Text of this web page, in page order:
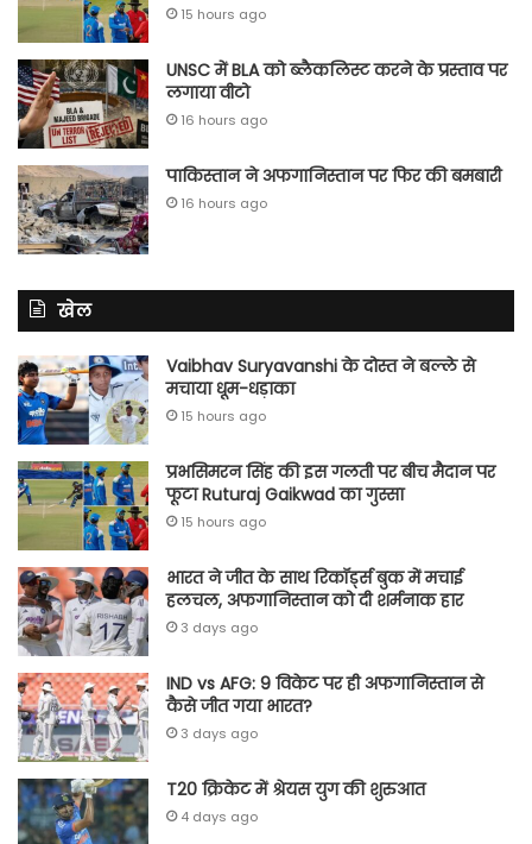
15 hours ago
UNSC में BLA को ब्लैकलिस्ट करने के प्रस्ताव पर
लगाया वीटो
16 hours ago
पाकिस्तान ने अफगानिस्तान पर फिर की बमबारी
16 hours ago
खेल
Vaibhav Suryavanshi के दोस्त ने बल्ले से
मचाया धूम-धड़ाका
15 hours ago
प्रभसिमरन सिंह की इस गलती पर बीच मैदान पर
फूटा Ruturaj Gaikwad का गुस्सा
15 hours ago
भारत ने जीत के साथ रिकॉर्ड्स बुक में मचाई
हलचल, अफगानिस्तान को दी शर्मनाक हार
3 days ago
IND vs AFG: 9 विकेट पर ही अफगानिस्तान से
कैसे जीत गया भारत?
3 days ago
T20 क्रिकेट में श्रेयस युग की शुरुआत
4 days ago